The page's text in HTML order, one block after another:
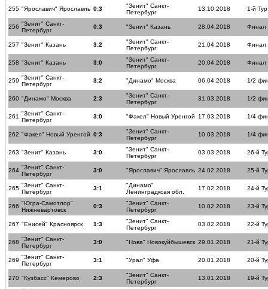
255 "Ярославич" Ярославль 0:3
"Зенит" Санкт-
Петербург
13.10.2018 1-й Тур
256 "Зенит" Санкт-
Петербург
0:3 "Зенит" Казань 28.04.2018 Финал
257 "Зенит" Казань 3:2
"Зенит" Санкт-
Петербург
21.04.2018 Финал
258 "Зенит" Казань 3:0
"Зенит" Санкт-
Петербург
20.04.2018 Финал
259 "Зенит" Санкт-
Петербург
3:2 "Динамо" Москва 06.04.2018 1/2
260 "Динамо" Москва 2:3
"Зенит" Санкт-
Петербург
31.03.2018 1/2
261 "Зенит" Санкт-
Петербург
3:0 "Факел" Новый Уренгой 17.03.2018 1/4
262 "Факел" Новый Уренгой 0:3
"Зенит" Санкт-
Петербург
10.03.2018 1/4
263 "Зенит" Казань 3:0
"Зенит" Санкт-
Петербург
03.03.2018 26-й
264 "Зенит" Санкт-
Петербург
3:0 "Ярославич" Ярославль 24.02.2018 25-й
265 "Зенит" Санкт-
Петербург
3:1
"Динамо"
Ленинградксая обл.
17.02.2018 24-й
266 "Югра-Самотлор"
Нижневартовск
0:3
"Зенит" Санкт-
Петербург
10.02.2018 23-й
267 "Енисей" Красноярск 1:3
"Зенит" Санкт-
Петербург
03.02.2018 22-й
268 "Зенит" Санкт-
Петербург
3:0 "Нова" Новокуйбышевск 29.01.2018 21-й
269 "Зенит" Санкт-
Петербург
3:1 "Урал" Уфа 20.01.2018 20-й
270 "Кузбасс" Кемерово 2:3
"Зенит" Санкт-
Петербург
13.01.2018 19-й